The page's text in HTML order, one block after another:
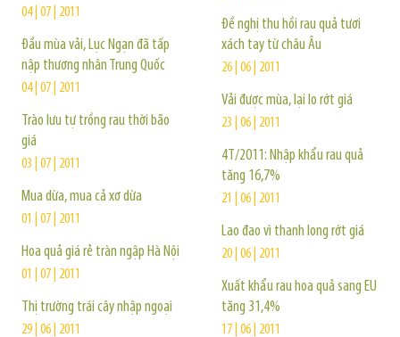
04 | 07 | 2011
Đầu mùa vải, Lục Ngạn đã tấp
nập thương nhân Trung Quốc
04 | 07 | 2011
Trào lưu tự trồng rau thời bão
giá
03 | 07 | 2011
Mua dừa, mua cả xơ dừa
01 | 07 | 2011
Hoa quả giá rẻ tràn ngập Hà Nội
01 | 07 | 2011
Thị trường trái cây nhập ngoại
29 | 06 | 2011
Đề nghị thu hồi rau quả tươi
xách tay từ châu Âu
26 | 06 | 2011
Vải được mùa, lại lo rớt giá
23 | 06 | 2011
4T/2011: Nhập khẩu rau quả
tăng 16,7%
21 | 06 | 2011
Lao đao vì thanh long rớt giá
20 | 06 | 2011
Xuất khẩu rau hoa quả sang EU
tăng 31,4%
17 | 06 | 2011